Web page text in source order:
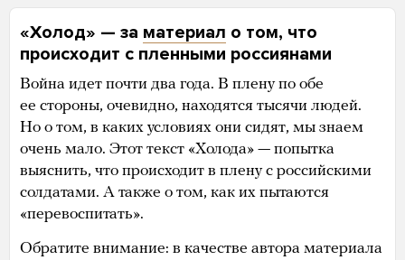
«Холод» — за материал о том, что
происходит с пленными россиянами
Война идет почти два года. В плену по обе
ее стороны, очевидно, находятся тысячи людей.
Но о том, в каких условиях они сидят, мы знаем
очень мало. Этот текст «Холода» — попытка
выяснить, что происходит в плену с российскими
солдатами. А также о том, как их пытаются
«перевоспитать».
Обратите внимание: в качестве автора материала